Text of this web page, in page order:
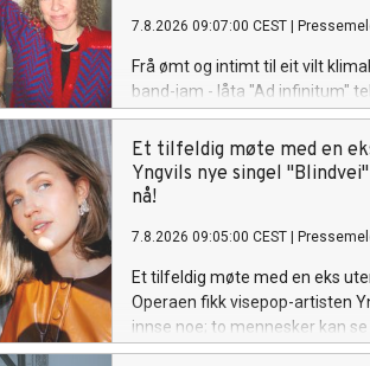
bortkastet tid, men så å gradvis
oppdage at livet på den andre
uendelig mye bedre. Låten er
litt ironisk, og veldig Anna. Anna
sassier enn noensinne.
singelen slipper hun en offisiell
musikkvideo på YouTube, som
med inn i det nye universet
7.8.2026 09:07:00 CEST
Frå ømt og intimt til eit vilt
band-jam - låta "Ad infinitum"
ei sonisk berg- og-dal-bane
rytmefot. Sjå for deg at
Maggio leier eit vekkelsesmøte i
indremisjonen kor målet er å gire
suggesjon. Liturgien til den her
og krinsar kring at jaget mot
og sjølvrealisérande er ein
prosess. "Ad infinitum", frå
Et tilfeldig møte med en
Yngvils nye singel
nå!
7.8.2026 09:05:00 CEST
Et tilfeldig møte med en eks
Operaen fikk visepop-artisten
innse noe; to mennesker kan
på det samme forholdet med